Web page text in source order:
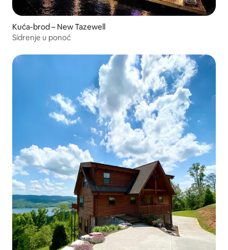
Kuća-brod – New Tazewell
Sidrenje u ponoć